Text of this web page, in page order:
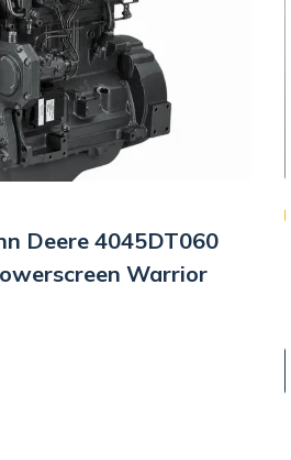
Deere 4045DT060
Warrior